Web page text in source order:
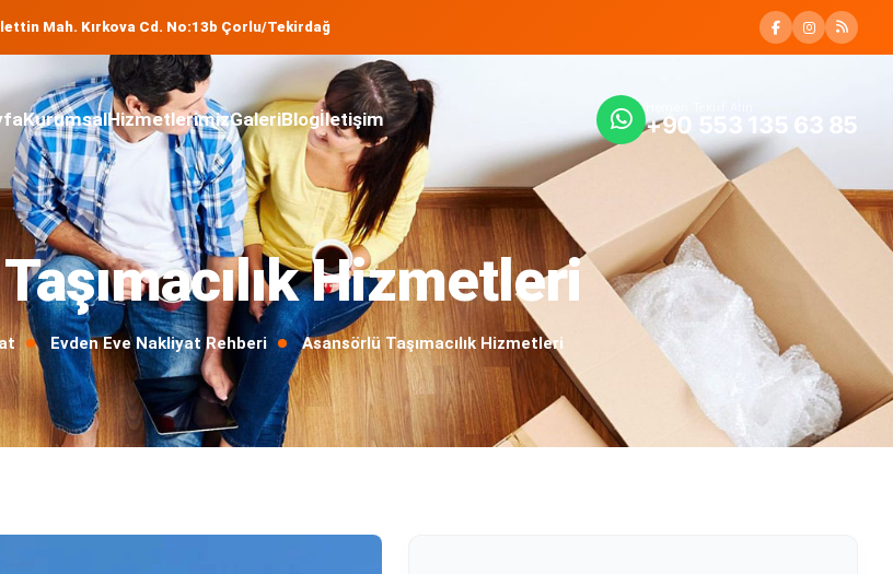
Mah. Kırkova Cd. No:13b Çorlu/Tekirdağ
KurumsalHizmetlerimizGaleriBlogİletişim +90 553 135 63 85
Hizmetleri
Evden Eve Nakliyat Rehberi Asansörlü Taşımacılık Hizmetleri